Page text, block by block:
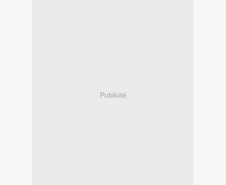
Publicité